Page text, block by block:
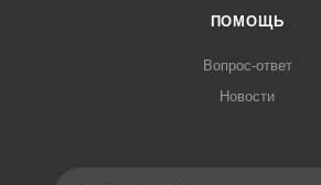
ПОМОЩЬ
Вопрос-ответ
Новости